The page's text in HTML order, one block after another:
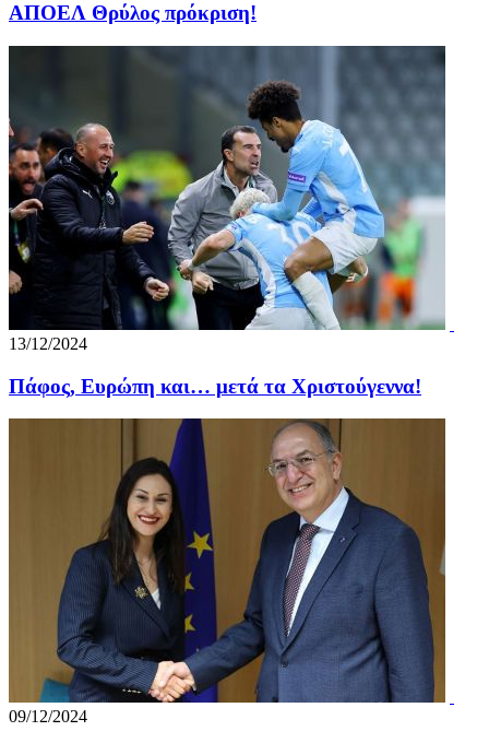
ΑΠΟΕΛ Θρύλος πρόκριση!
13/12/2024
Πάφος, Ευρώπη και… μετά τα Χριστούγεννα!
09/12/2024